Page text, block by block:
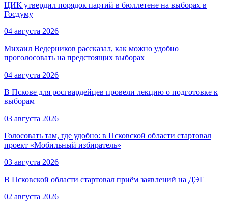
ЦИК утвердил порядок партий в бюллетене на выборах в
Госдуму
04 августа 2026
Михаил Ведерников рассказал, как можно удобно
проголосовать на предстоящих выборах
04 августа 2026
В Пскове для росгвардейцев провели лекцию о подготовке к
выборам
03 августа 2026
Голосовать там, где удобно: в Псковской области стартовал
проект «Мобильный избиратель»
03 августа 2026
В Псковской области стартовал приём заявлений на ДЭГ
02 августа 2026